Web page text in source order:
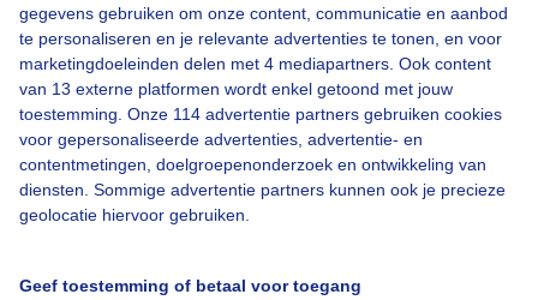
gegevens gebruiken om onze content, communicatie en aanbod
te personaliseren en je relevante advertenties te tonen, en voor
marketingdoeleinden delen met 4 mediapartners. Ook content
van 13 externe platformen wordt enkel getoond met jouw
toestemming. Onze 114 advertentie partners gebruiken cookies
voor gepersonaliseerde advertenties, advertentie- en
contentmetingen, doelgroepenonderzoek en ontwikkeling van
diensten. Sommige advertentie partners kunnen ook je precieze
geolocatie hiervoor gebruiken.
Geef toestemming of betaal voor toegang
Over Buienradar
Veelgestelde vragen